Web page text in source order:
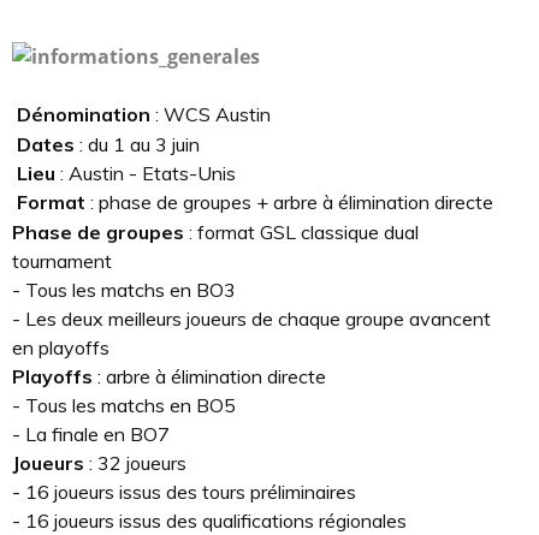
Dénomination : WCS Austin
Dates : du 1 au 3 juin
Lieu : Austin - Etats-Unis
Format : phase de groupes + arbre à élimination directe
Phase de groupes : format GSL classique dual
tournament
- Tous les matchs en BO3
- Les deux meilleurs joueurs de chaque groupe avancent
en playoffs
Playoffs : arbre à élimination directe
- Tous les matchs en BO5
- La finale en BO7
Joueurs : 32 joueurs
- 16 joueurs issus des tours préliminaires
- 16 joueurs issus des qualifications régionales